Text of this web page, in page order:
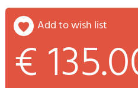
add to wish list
€